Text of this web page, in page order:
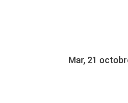
Mar, 21